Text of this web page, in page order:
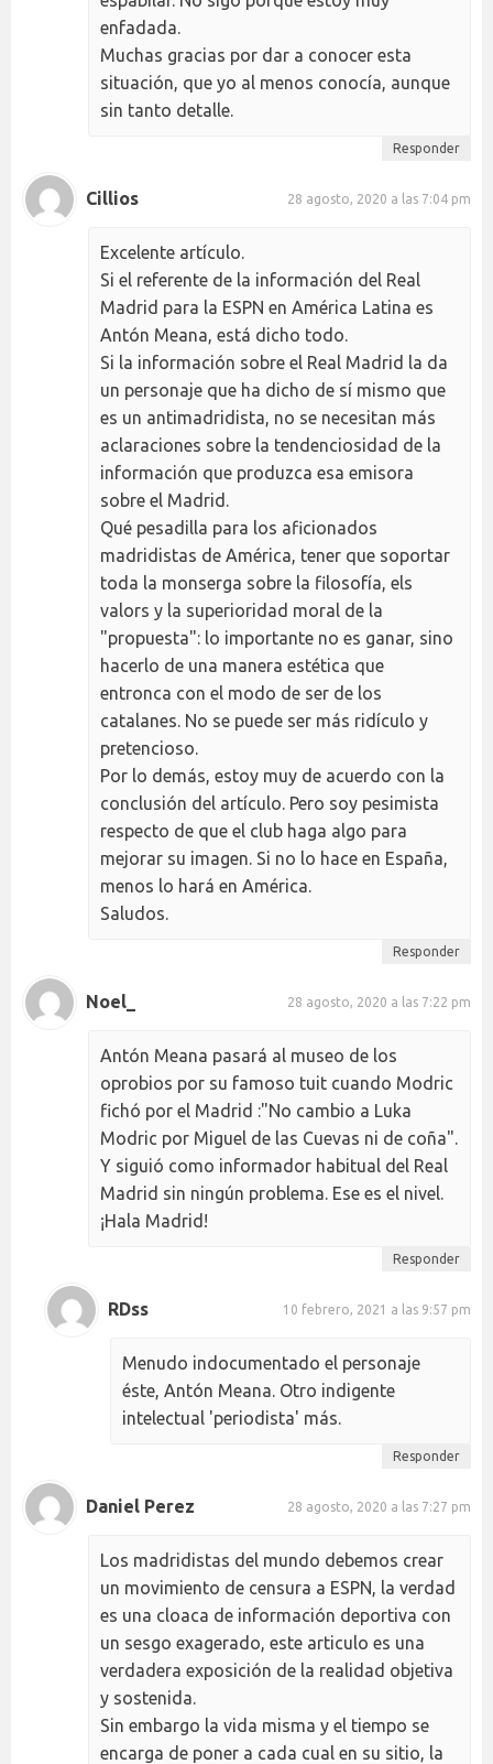
enfadada.
Muchas gracias por dar a conocer esta
situación, que yo al menos conocía, aunque
sin tanto detalle.
Responder
Cillios 28 agosto, 2020 a las 7:04 pm
Excelente artículo.
Si el referente de la información del Real
Madrid para la ESPN en América Latina es
Antón Meana, está dicho todo.
Si la información sobre el Real Madrid la da
un personaje que ha dicho de sí mismo que
es un antimadridista, no se necesitan más
aclaraciones sobre la tendenciosidad de la
información que produzca esa emisora
sobre el Madrid.
Qué pesadilla para los aficionados
madridistas de América, tener que soportar
toda la monserga sobre la filosofía, els
valors y la superioridad moral de la
"propuesta": lo importante no es ganar, sino
hacerlo de una manera estética que
entronca con el modo de ser de los
catalanes. No se puede ser más ridículo y
pretencioso.
Por lo demás, estoy muy de acuerdo con la
conclusión del artículo. Pero soy pesimista
respecto de que el club haga algo para
mejorar su imagen. Si no lo hace en España,
menos lo hará en América.
Saludos.
Responder
Noel_ 28 agosto, 2020 a las 7:22 pm
Antón Meana pasará al museo de los
oprobios por su famoso tuit cuando Modric
fichó por el Madrid :"No cambio a Luka
Modric por Miguel de las Cuevas ni de coña".
Y siguió como informador habitual del Real
Madrid sin ningún problema. Ese es el nivel.
¡Hala Madrid!
Responder
RDss 10 febrero, 2021 a las 9:57 pm
Menudo indocumentado el personaje
éste, Antón Meana. Otro indigente
intelectual 'periodista' más.
Responder
Daniel Perez 28 agosto, 2020 a las 7:27 pm
Los madridistas del mundo debemos crear
un movimiento de censura a ESPN, la verdad
es una cloaca de información deportiva con
un sesgo exagerado, este articulo es una
verdadera exposición de la realidad objetiva
y sostenida.
Sin embargo la vida misma y el tiempo se
encarga de poner a cada cual en su sitio, la